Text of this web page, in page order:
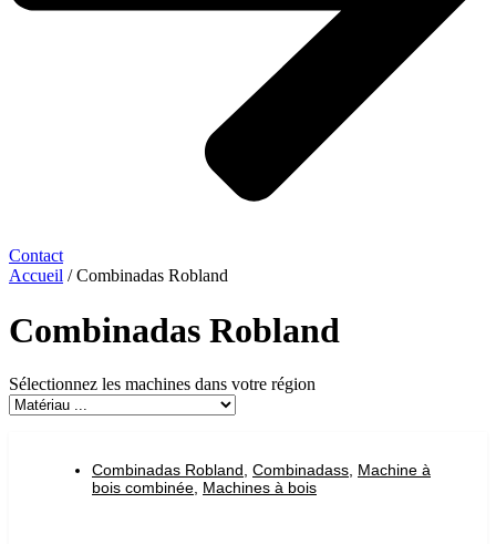
Contact
Accueil / Combinadas Robland
Combinadas Robland
Sélectionnez les machines dans votre région
Combinadas Robland Combinadass Machine à
bois combinée Machines à bois